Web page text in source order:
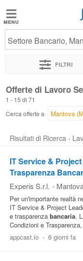
Jobbydoo
Offerte
Stipendi
Elenco
Blog
Pubblica
Settore Bancario,
Filtri
Offerte di Lavoro
1 - 15 di 71
Cerca offerte a
Risultati di Ricerca -
IT Service &
Trasparenza
Experis S.r.l. -
Per un'importante realtà
IT Service & Project
e trasparenza bancaria.
Condizioni e
appcast.io - 6 giorni fa